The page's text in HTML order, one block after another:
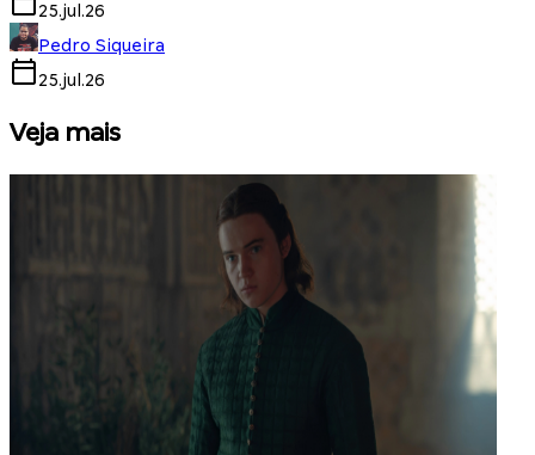
25.jul.26
Pedro Siqueira
25.jul.26
Veja mais